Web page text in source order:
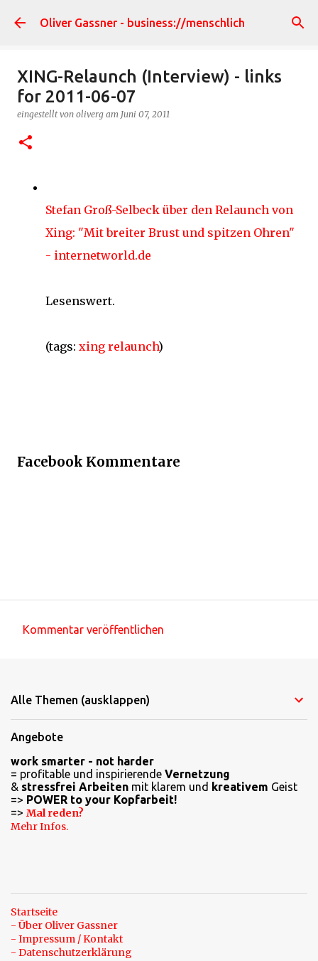
Direkt zum Hauptbereich
Oliver Gassner - business://menschlich
XING-Relaunch (Interview) - links
for 2011-06-07
eingestellt von oliverg am Juni 07, 2011
Stefan Groß-Selbeck über den Relaunch von
Xing: "Mit breiter Brust und spitzen Ohren"
- internetworld.de
Lesenswert.
(tags: xing relaunch)
Facebook Kommentare
m
n
t
a
r
e
Kommentar veröffentlichen
Alle Themen (ausklappen)
Angebote
work smarter - not harder
= profitable und inspirierende Vernetzung
& stressfrei Arbeiten mit klarem und kreativem Geist
=> POWER to your Kopfarbeit!
=> Mal reden?
Mehr Infos.
Startseite
- Über Oliver Gassner
- Impressum / Kontakt
- Datenschutzerklärung